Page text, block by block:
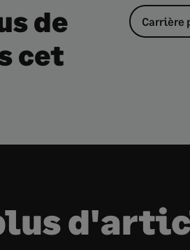
de
cet
Carrière